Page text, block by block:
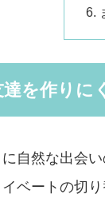
を作りに
自然な出会
ベートの切